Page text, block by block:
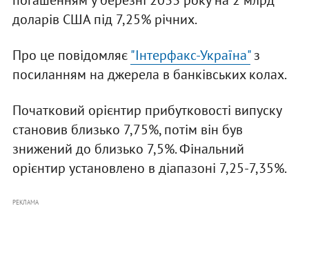
доларів США під 7,25% річних.
Про це повідомляє"Інтерфакс-Україна"з
посиланням на джерела в банківських колах.
Початковий орієнтир прибутковості випуску
становив близько 7,75%, потім він був
знижений до близько 7,5%. Фінальний
орієнтир установлено в діапазоні 7,25-7,35%.
РЕКЛАМА